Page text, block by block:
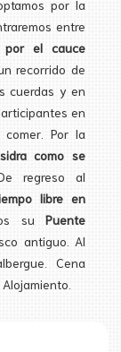
por la
entre
por el cauce
un recorrido de
cuerdas y en
en
Por la
como se
regreso al
libre en
su Puente
antiguo. Al
Cena